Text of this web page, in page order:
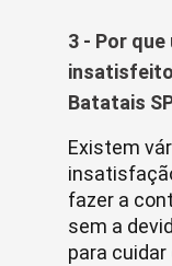
3 - Por
Batatais
Existem
fazer a
sem a
para